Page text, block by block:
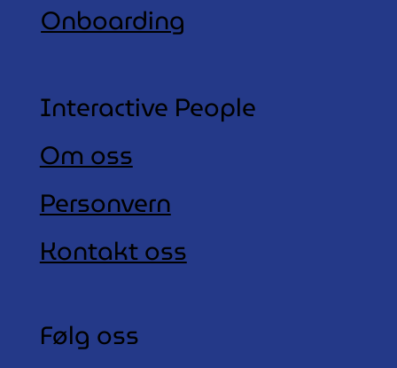
Onboarding
Interactive People
Om oss
Personvern
Kontakt oss
Følg oss